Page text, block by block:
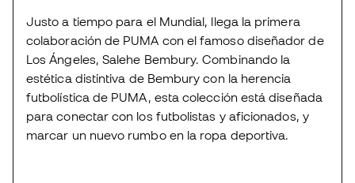
Justo a tiempo para el Mundial, llega la primera
colaboración de PUMA con el famoso diseñador de
Los Ángeles, Salehe Bembury. Combinando la
estética distintiva de Bembury con la herencia
futbolística de PUMA, esta colección está diseñada
para conectar con los futbolistas y aficionados, y
marcar un nuevo rumbo en la ropa deportiva.